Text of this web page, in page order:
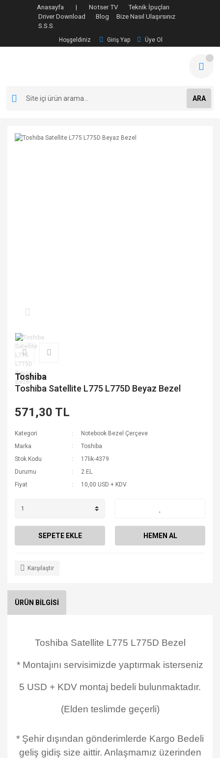
Anasayfa | Notser TV
Teknik İpuçları
Driver Download
Blog
Bize Nasıl Ulaşırsınız
S.S.S.
Hoşgeldiniz Giriş Yap Üye Ol
ARA
Toshiba
Toshiba Satellite L775 L775D Beyaz Bezel
571,30 TL
Kategori
Notebook Bezel Çerçeve
Marka
Toshiba
Stok Kodu
17lik-4379
Durumu
2.EL
Fiyat
10,00 USD + KDV
SEPETE EKLE HEMEN AL
Karşılaştır
ÜRÜN BİLGİSİ
Toshiba Satellite L775 L775D Bezel
* Montajını servisimizde yaptırmak isterseniz
5 USD + KDV montaj bedeli bulunmaktadır.
(Elden teslimde geçerli)
* Şehir dışından gönderimlerde Kargo Bedeli
geliş gidiş size aittir. Anlaşmamız üzerinden